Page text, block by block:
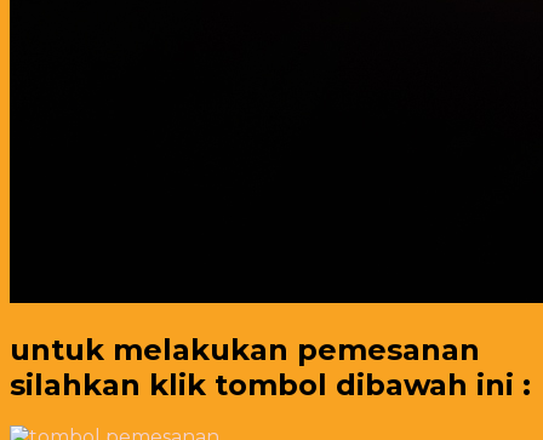
untuk melakukan pemesanan
silahkan klik tombol dibawah ini :